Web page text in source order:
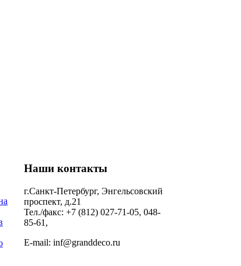
Наши контакты
г.Санкт-Петербург, Энгельсовский
проспект, д.21
Тел./факс: +7 (812) 027-71-05, 048-
85-61,
E-mail: inf@granddeco.ru